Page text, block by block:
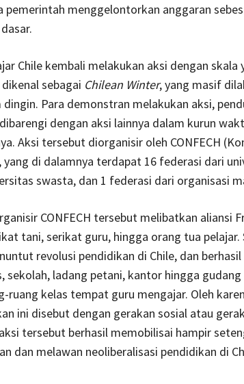
pemerintah menggelontorkan anggaran
Chile kembali melakukan aksi dengan skala
sebagai Chilean Winter, yang masif
Para demonstran melakukan aksi,
dengan aksi lainnya dalam kurun
Aksi tersebut diorganisir oleh CONFECH
yang di dalamnya terdapat 16 federasi dari
swasta, dan 1 federasi dari organisasi
CONFECH tersebut melibatkan aliansi
tani, serikat guru, hingga orang tua pelajar.
revolusi pendidikan di Chile, dan
sekolah, ladang petani, kantor hingga
ruang kelas tempat guru mengajar. Oleh
ini disebut dengan gerakan sosial atau
tersebut berhasil memobilisai hampir
dan melawan neoliberalisasi pendidikan di